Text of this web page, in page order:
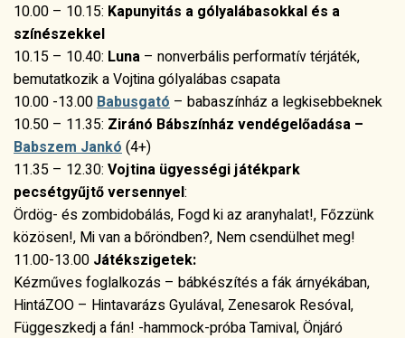
10.00 – 10.15: Kapunyitás a gólyalábasokkal és a
színészekkel
10.15 – 10.40: Luna – nonverbális performatív térjáték,
bemutatkozik a Vojtina gólyalábas csapata
10.00 -13.00Babusgató – babaszínház a legkisebbeknek
10.50 – 11.35: Ziránó Bábszínház vendégelőadása –
Babszem Jankó(4+)
11.35 – 12.30: Vojtina ügyességi játékpark
pecsétgyűjtő versennyel:
Ördög- és zombidobálás, Fogd ki az aranyhalat!, Főzzünk
közösen!, Mi van a bőröndben?, Nem csendülhet meg!
11.00-13.00 Játékszigetek:
Kézműves foglalkozás – bábkészítés a fák árnyékában,
HintáZOO – Hintavarázs Gyulával, Zenesarok Resóval,
Függeszkedj a fán! -hammock-próba Tamival, Önjáró